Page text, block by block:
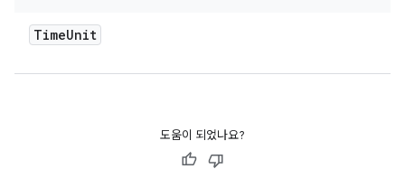
TimeUnit
도움이 되었나요?